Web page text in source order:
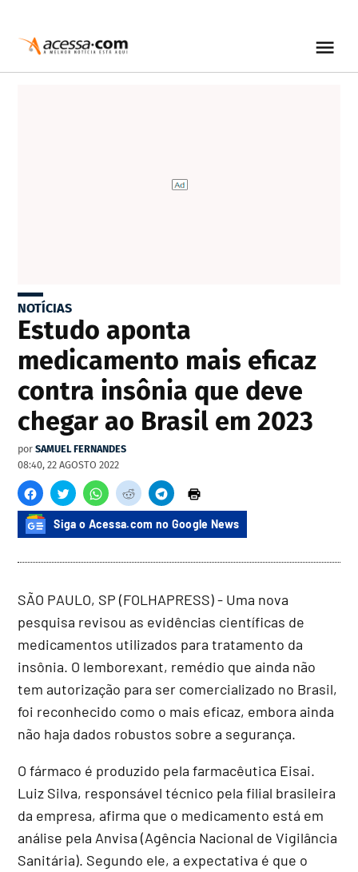
NOTÍCIAS
Estudo aponta
medicamento mais eficaz
contra insônia que deve
chegar ao Brasil em 2023
por SAMUEL FERNANDES
08:40, 22 AGOSTO 2022
Siga o Acessa.com no Google News
SÃO PAULO, SP (FOLHAPRESS) - Uma nova
pesquisa revisou as evidências científicas de
medicamentos utilizados para tratamento da
insônia. O lemborexant, remédio que ainda não
tem autorização para ser comercializado no Brasil,
foi reconhecido como o mais eficaz, embora ainda
não haja dados robustos sobre a segurança.
O fármaco é produzido pela farmacêutica Eisai.
Luiz Silva, responsável técnico pela filial brasileira
da empresa, afirma que o medicamento está em
análise pela Anvisa (Agência Nacional de Vigilância
Sanitária). Segundo ele, a expectativa é que o